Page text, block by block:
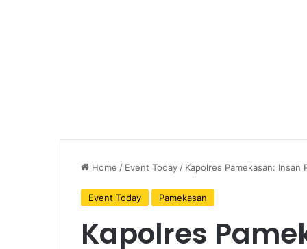
Home / Event Today/ Kapolres Pamekasan: Insan
Event Today Pamekasan
Kapolres